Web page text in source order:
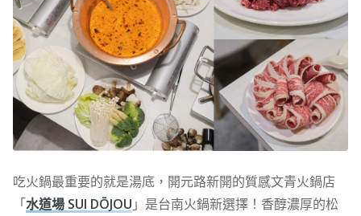
吃火鍋最重要的就是湯底，開元路新開的質感文青火鍋店
「水道場 SUI DŌJOU 」是台南火鍋新選擇！香醇濃厚的松